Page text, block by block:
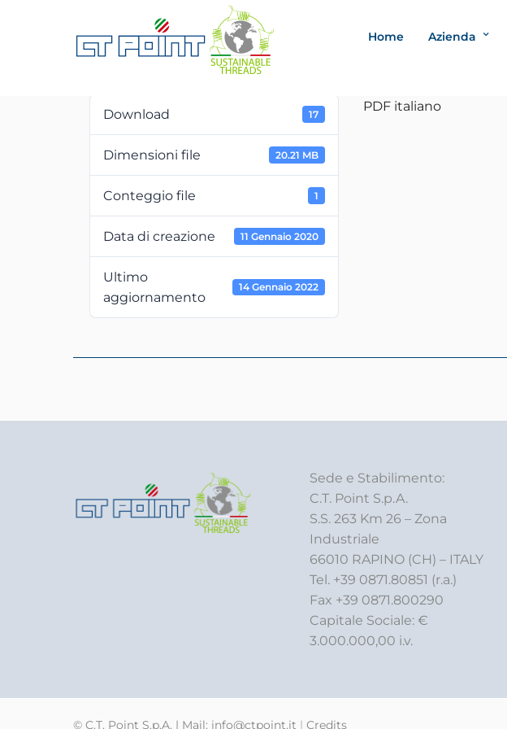
Home Azienda
Download 17
Dimensioni file 20.21 MB
Conteggio file 1
Data di creazione 11 Gennaio 2020
Ultimo
aggiornamento
14 Gennaio 2022
PDF italiano
Sede e Stabilimento:
C.T. Point S.p.A.
S.S. 263 Km 26 – Zona
Industriale
66010 RAPINO (CH) – ITALY
Tel. +39 0871.80851 (r.a.)
Fax +39 0871.800290
Capitale Sociale: €
3.000.000,00 i.v.
© C.T. Point S.p.A. | Mail: info@ctpoint.it | Credits